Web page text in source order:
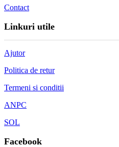
Contact
Linkuri utile
Ajutor
Politica de retur
Termeni si conditii
ANPC
SOL
Facebook